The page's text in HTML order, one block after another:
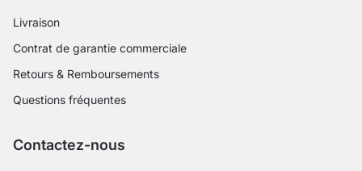
Livraison
Contrat de garantie commerciale
Retours & Remboursements
Questions fréquentes
Contactez-nous